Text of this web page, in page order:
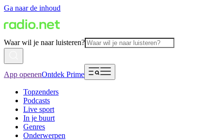
Ga naar de inhoud
Waar wil je naar luisteren?
App openenOntdek Prime
Topzenders
Podcasts
Live sport
In je buurt
Genres
Onderwerpen